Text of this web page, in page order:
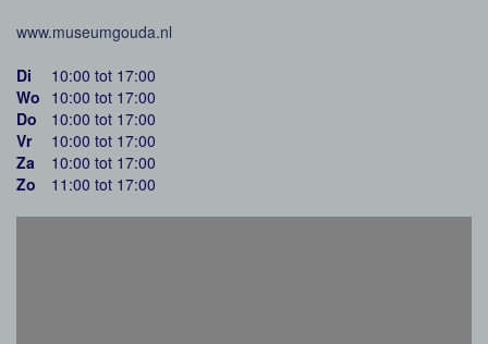
www.museumgouda.nl
Di
10:00 tot 17:00
Wo 10:00 tot 17:00
Do
10:00 tot 17:00
Vr
10:00 tot 17:00
Za
10:00 tot 17:00
Zo
11:00 tot 17:00